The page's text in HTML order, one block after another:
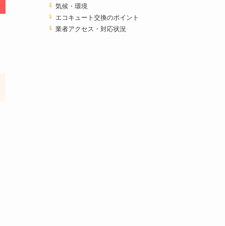
気候・環境
エコキュート交換のポイント
業者アクセス・対応状況